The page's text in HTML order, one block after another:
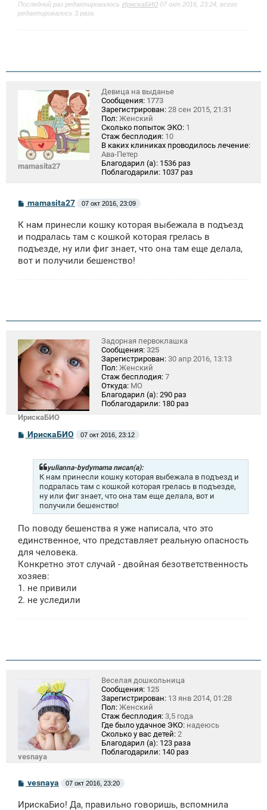
Последний раз редактировалось ИрискаБИО 07 окт 2016, 23:24, всего
редактировалось 3 раза.
mamasita27
Девица на выданье
Сообщения: 1773
Зарегистрирован: 28 сен 2015, 21:31
Пол: Женский
Сколько попыток ЭКО: 1
Стаж бесплодия: 10
В каких клиниках проводилось лечение:
Ава-Петер
Благодарил (а): 1536 раз
Поблагодарили: 1037 раз
С
б
щ
н
и
mamasita27 07 окт 2016, 23:09
К нам принесли кошку которая выбежала в подъезд
и подралась там с кошкой которая грелась в
подъезде, ну или фиг знает, что она там еще делала,
вот и получили бешенство!
ИрискаБИО
Задорная первоклашка
Сообщения: 325
Зарегистрирован: 30 апр 2016, 13:13
Пол: Женский
Стаж бесплодия: 7
Откуда: МО
Благодарил (а): 290 раз
Поблагодарили: 180 раз
СИрискаБИО 07 окт 2016, 23:12
yulianna-bydymama писал(а):
К нам принесли кошку которая выбежала в подъезд и
подралась там с кошкой которая грелась в подъезде,
ну или фиг знает, что она там еще делала, вот и
получили бешенство!
По поводу бешенства я уже написала, что это
единственное, что представляет реальную опасность
для человека.
Конкретно этот случай - двойная безответственность
хозяев:
1. не привили
2. не уследили
vesnaya
Веселая дошкольница
Сообщения: 125
Зарегистрирован: 13 янв 2014, 01:28
Пол: Женский
Стаж бесплодия: 3,5 года
Где было удачное ЭКО: надеюсь
Сколько у вас детей: 2
Благодарил (а): 123 раза
Поблагодарили: 140 раз
С
б
vesnaya 07 окт 2016, 23:20
ИрискаБио! Да, правильно говоришь, вспомнила